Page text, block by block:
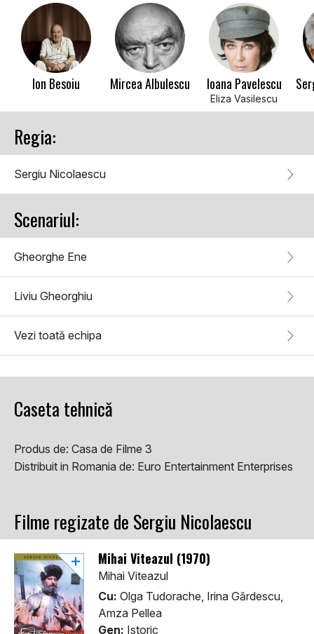
Ion Besoiu Mircea Albulescu Ioana Pavelescu
Eliza Vasilescu
Regia:
Sergiu Nicolaescu
Scenariul:
Gheorghe Ene
Liviu Gheorghiu
Vezi toată echipa
Caseta tehnică
Produs de: Casa de Filme 3
Distribuit in Romania de: Euro Entertainment Enterprises
Filme regizate de Sergiu Nicolaescu
Mihai Viteazul (1970)
Mihai Viteazul
Cu: Olga Tudorache, Irina Gărdescu,
Amza Pellea
Gen: Istoric